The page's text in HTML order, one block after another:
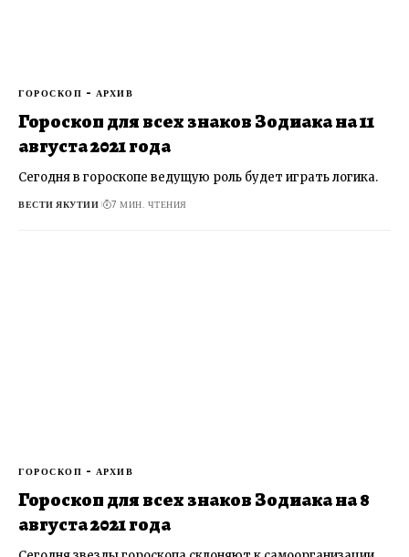
ГОРОСКОП - АРХИВ
Гороскоп для всех знаков Зодиака на 11
августа 2021 года
Сегодня в гороскопе ведущую роль будет играть логика.
ВЕСТИ ЯКУТИИ 7 МИН. ЧТЕНИЯ
ГОРОСКОП - АРХИВ
Гороскоп для всех знаков Зодиака на 8
августа 2021 года